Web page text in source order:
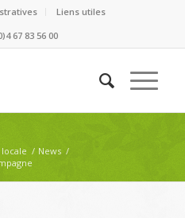
Liens utiles
67 83 56 00
/ News /